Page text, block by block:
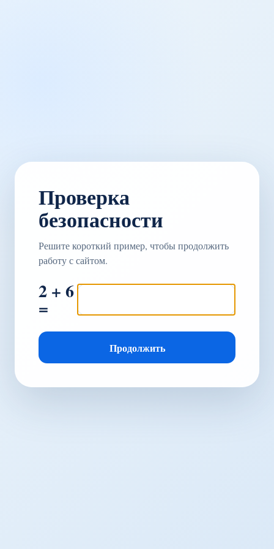
Проверка
безопасности
Решите короткий пример, чтобы продолжить
работу с сайтом.
2 + 6
=
Продолжить